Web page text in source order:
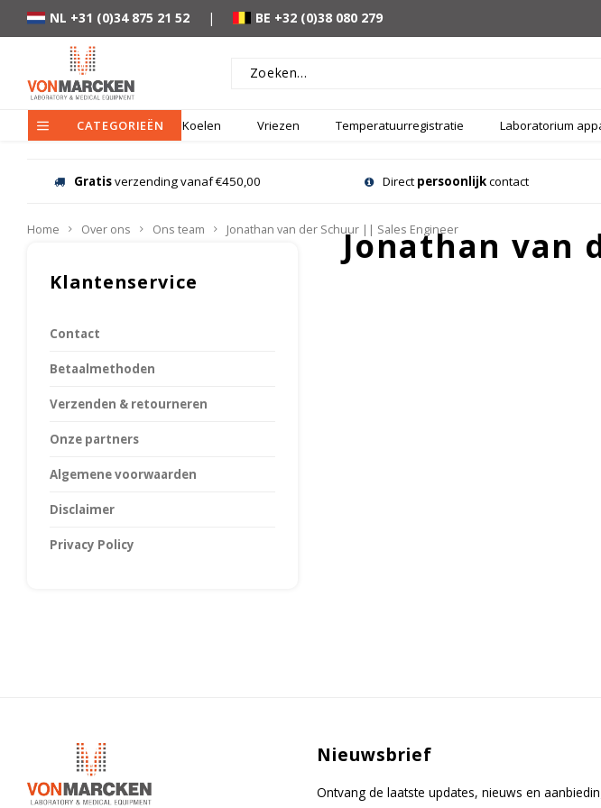
NL +31 (0)34 875 21 52 | BE +32 (0)38 080 279
CATEGORIEËN Koelen Vriezen Temperatuurregistratie Laboratorium
Gratisverzending vanaf €450,00 Direct persoonlijkcontact
Home Over ons Ons team Jonathan van der Schuur || Sales Engineer
Klantenservice
Contact
Betaalmethoden
Verzenden & retourneren
Onze partners
Algemene voorwaarden
Disclaimer
Privacy Policy
Jonathan van
Nieuwsbrief
Ontvang de laatste updates, nieuws en